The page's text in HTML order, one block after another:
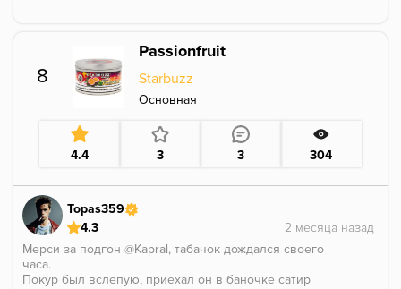
8
Passionfruit
Starbuzz
Основная
4.4 3 3 304
Topas359
4.3
Мерси за подгон @Kapral, табачок дождался своего
часа.
Покур был вслепую, приехал он в баночке сатир